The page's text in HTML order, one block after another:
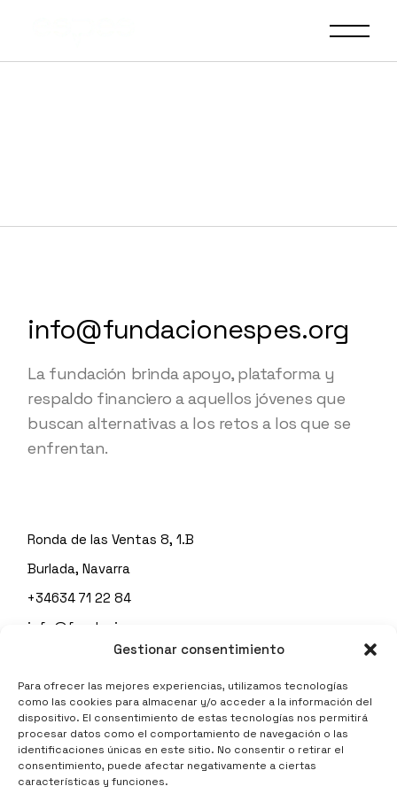
Gestionar consentimiento
Para ofrecer las mejores experiencias, utilizamos tecnologías
como las cookies para almacenar y/o acceder a la información del
dispositivo. El consentimiento de estas tecnologías nos permitirá
procesar datos como el comportamiento de navegación o las
identificaciones únicas en este sitio. No consentir o retirar el
consentimiento, puede afectar negativamente a ciertas
características y funciones.
info@fundacionespes.org
La fundación brinda apoyo, plataforma y
respaldo financiero a aquellos jóvenes que
buscan alternativas a los retos a los que se
enfrentan.
Ronda de las Ventas 8, 1.B
Burlada, Navarra
+34634 71 22 84
info@fundacionespes.org
Política de privacidad
Aviso legal